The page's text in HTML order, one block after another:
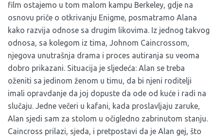
film ostajemo u tom malom kampu Berkeley, gdje na
osnovu priče o otkrivanju Enigme, posmatramo Alana
kako razvija odnose sa drugim likovima. Iz jednog takvog
odnosa, sa kolegom iz tima, Johnom Caincrossom,
njegova unutrašnja drama i proces autiranja su veoma
dobro prikazani. Situacija je sljedeća: Alan se treba
oženiti sa jedinom ženom u timu, da bi njeni roditelji
imali opravdanje da joj dopuste da ode od kuće i radi na
slučaju. Jedne večeri u kafani, kada proslavljaju zaruke,
Alan sjedi sam za stolom u očigledno zabrinutom stanju.
Caincross prilazi, sjeda, i pretpostavi da je Alan gej, što